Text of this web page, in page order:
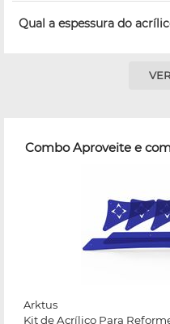
Qual a espessura do
Combo Aproveite e
Arktus
Kit de Acrílico Para